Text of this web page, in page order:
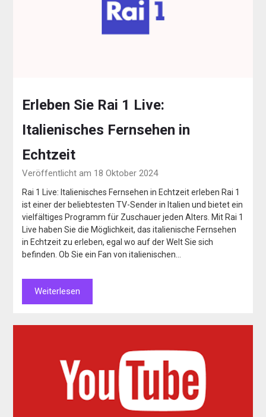
Erleben Sie Rai 1 Live:
Italienisches Fernsehen in
Echtzeit
Veröffentlicht am 18 Oktober 2024
Rai 1 Live: Italienisches Fernsehen in Echtzeit erleben Rai 1
ist einer der beliebtesten TV-Sender in Italien und bietet ein
vielfältiges Programm für Zuschauer jeden Alters. Mit Rai 1
Live haben Sie die Möglichkeit, das italienische Fernsehen
in Echtzeit zu erleben, egal wo auf der Welt Sie sich
befinden. Ob Sie ein Fan von italienischen…
Weiterlesen